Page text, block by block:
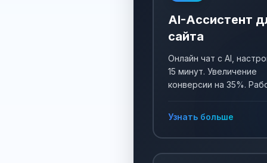
AI-Ассистент
сайта
Онлайн чат с AI,
15 минут. Увеличение
конверсии на 35%.
Узнать больше